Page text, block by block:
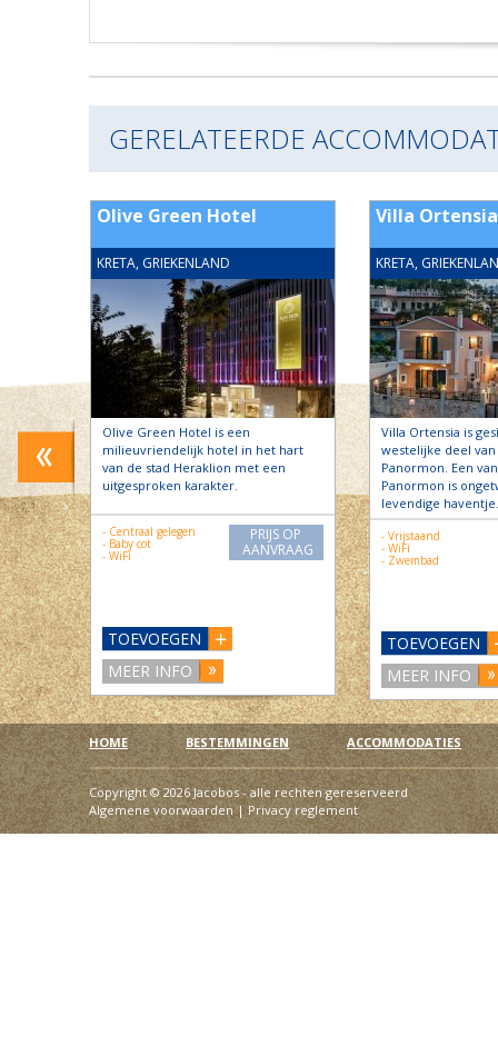
GERELATEERDE
het
OP
Olive Green Hotel
KRETA, GRIEKENLAND
Olive Green Hotel is een
milieuvriendelijk hotel in het hart
van de stad Heraklion met een
uitgesproken karakter.
- Centraal gelegen
- Baby cot
- WiFi
PRIJS OP
AANVRAAG
TOEVOEGEN
MEER INFO
Villa
KRETA,
Villa Ortensia is
westelijke deel
Panormon. Een
Panormon is
levendige
- Vrijstaand
- WiFi
- Zwembad
TOEVOEGEN
MEER INFO
HOME BESTEMMINGEN ACCOMMODATIES
Copyright © 2026 Jacobos - alle rechten gereserveerd
Algemene voorwaarden|Privacy reglement